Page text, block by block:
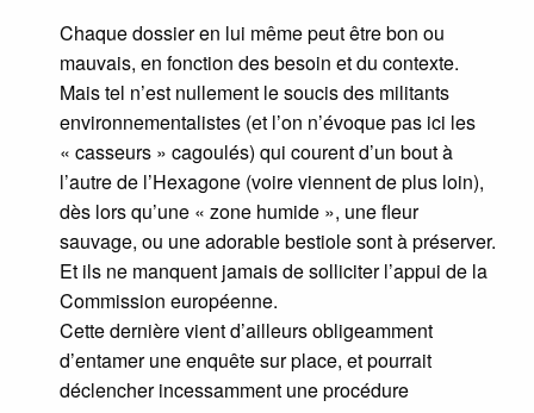
Chaque dossier en lui même peut être bon ou
mauvais, en fonction des besoin et du contexte.
Mais tel n’est nullement le soucis des militants
environnementalistes (et l’on n’évoque pas ici les
« casseurs » cagoulés) qui courent d’un bout à
l’autre de l’Hexagone (voire viennent de plus loin),
dès lors qu’une « zone humide », une fleur
sauvage, ou une adorable bestiole sont à préserver.
Et ils ne manquent jamais de solliciter l’appui de la
Commission européenne.
Cette dernière vient d’ailleurs obligeamment
d’entamer une enquête sur place, et pourrait
déclencher incessamment une procédure